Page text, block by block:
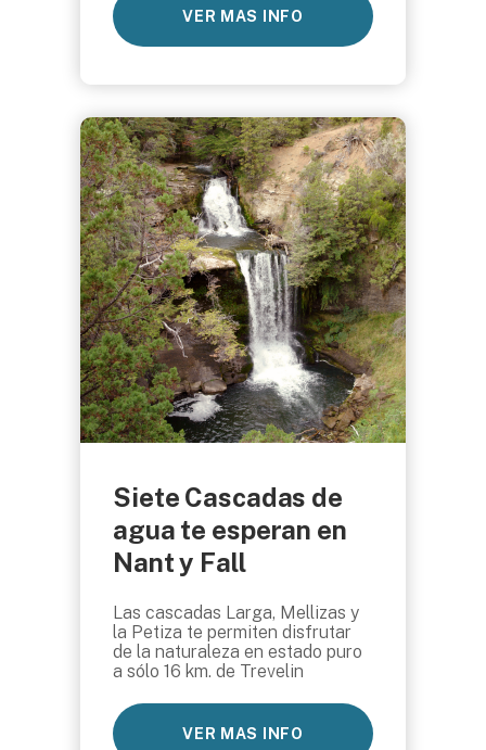
VER MAS INFO
Siete Cascadas de
agua te esperan en
Nant y Fall
Las cascadas Larga, Mellizas y
la Petiza te permiten disfrutar
de la naturaleza en estado puro
a sólo 16 km. de Trevelin
VER MAS INFO